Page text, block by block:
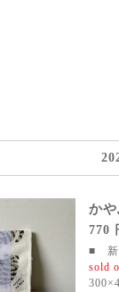
か
770
■ 新
sold